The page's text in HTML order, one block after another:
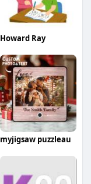
Howard Ray
myjigsaw puzzleau